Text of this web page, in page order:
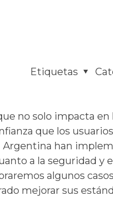
Etiquetas
no solo impacta en
que los usuarios
Argentina han
a la seguridad y
algunos
mejorar sus